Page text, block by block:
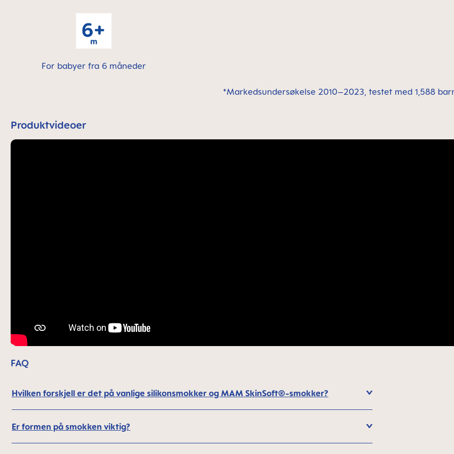
For babyer fra 6 måneder
*Markedsundersøkelse 2010–2023, testet med 1,588
Produktvideoer
FAQ
Hvilken forskjell er det på vanlige silikonsmokker og MAM SkinSoft®-smokker?
Er formen på smokken viktig?